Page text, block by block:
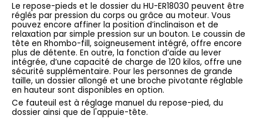
Le repose-pieds et le dossier du HU-ER18030 peuvent être
réglés par pression du corps ou grâce au moteur. Vous
pouvez encore affiner la position d’inclinaison et de
relaxation par simple pression sur un bouton. Le coussin de
tête en Rhombo-fill, soigneusement intégré, offre encore
plus de détente. En outre, la fonction d’aide au lever
intégrée, d’une capacité de charge de 120 kilos, offre une
sécurité supplémentaire. Pour les personnes de grande
taille, un dossier allongé et une broche pivotante réglable
en hauteur sont disponibles en option.
Ce fauteuil est à réglage manuel du repose-pied, du
dossier ainsi que de l'appuie-tête.